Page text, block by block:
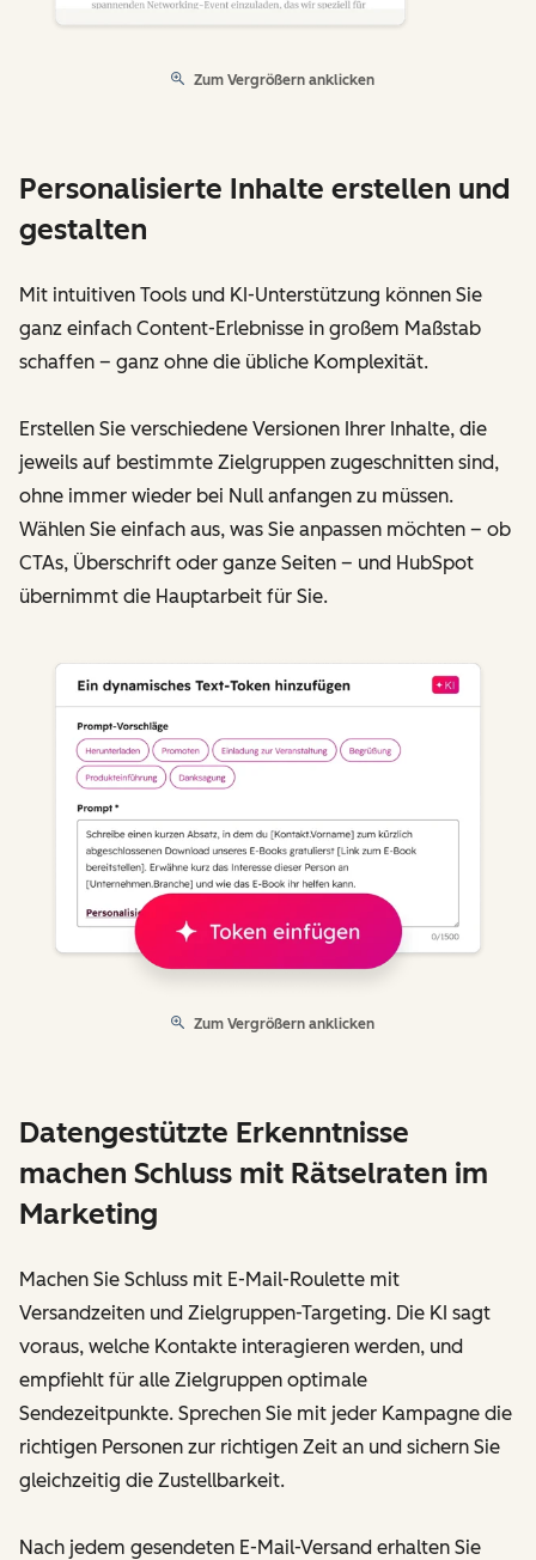
Zum Vergrößern anklicken
Personalisierte Inhalte erstellen und
gestalten
Mit intuitiven Tools und KI-Unterstützung können Sie
ganz einfach Content-Erlebnisse in großem Maßstab
schaffen – ganz ohne die übliche Komplexität.
Erstellen Sie verschiedene Versionen Ihrer Inhalte, die
jeweils auf bestimmte Zielgruppen zugeschnitten sind,
ohne immer wieder bei Null anfangen zu müssen.
Wählen Sie einfach aus, was Sie anpassen möchten – ob
CTAs, Überschrift oder ganze Seiten – und HubSpot
übernimmt die Hauptarbeit für Sie.
Zum Vergrößern anklicken
Datengestützte Erkenntnisse
machen Schluss mit Rätselraten im
Marketing
Machen Sie Schluss mit E-Mail-Roulette mit
Versandzeiten und Zielgruppen-Targeting. Die KI sagt
voraus, welche Kontakte interagieren werden, und
empfiehlt für alle Zielgruppen optimale
Sendezeitpunkte. Sprechen Sie mit jeder Kampagne die
richtigen Personen zur richtigen Zeit an und sichern Sie
gleichzeitig die Zustellbarkeit.
Nach jedem gesendeten E-Mail-Versand erhalten Sie